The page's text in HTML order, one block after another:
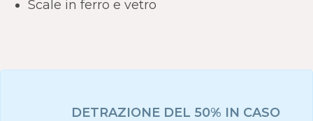
Scale in ferro e vetro
DETRAZIONE DEL 50% IN CASO